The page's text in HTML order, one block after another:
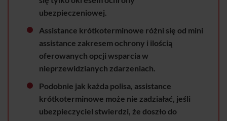
ubezpieczeniowej.
Assistance krótkoterminowe różni się od mini
assistance zakresem ochrony i ilością
oferowanych opcji wsparcia w
nieprzewidzianych zdarzeniach.
Podobnie jak każda polisa, assistance
krótkoterminowe może nie zadziałać, jeśli
ubezpieczyciel stwierdzi, że doszło do